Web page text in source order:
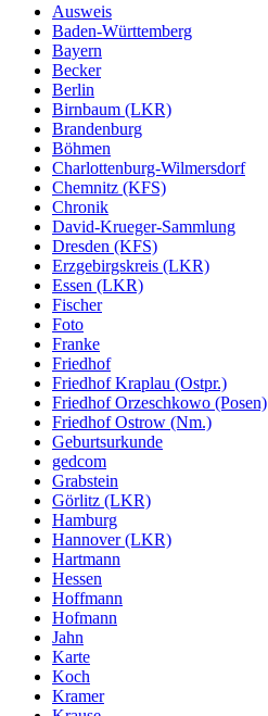
Ausweis
Baden-Württemberg
Bayern
Becker
Berlin
Birnbaum (LKR)
Brandenburg
Böhmen
Charlottenburg-Wilmersdorf
Chemnitz (KFS)
Chronik
David-Krueger-Sammlung
Dresden (KFS)
Erzgebirgskreis (LKR)
Essen (LKR)
Fischer
Foto
Franke
Friedhof
Friedhof Kraplau (Ostpr.)
Friedhof Orzeschkowo (Posen)
Friedhof Ostrow (Nm.)
Geburtsurkunde
gedcom
Grabstein
Görlitz (LKR)
Hamburg
Hannover (LKR)
Hartmann
Hessen
Hoffmann
Hofmann
Jahn
Karte
Koch
Kramer